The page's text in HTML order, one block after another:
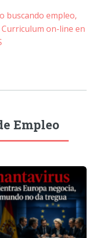
buscando empleo,
on-line en
Empleo